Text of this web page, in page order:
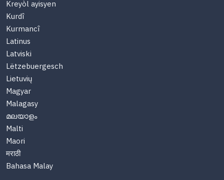
Kreyòl ayisyen
Kurdî
Kurmancî
Latinus
Latviski
Lëtzebuergesch
Lietuvių
Magyar
Malagasy
മലയാളം
Malti
Maori
मराठी
Bahasa Malay